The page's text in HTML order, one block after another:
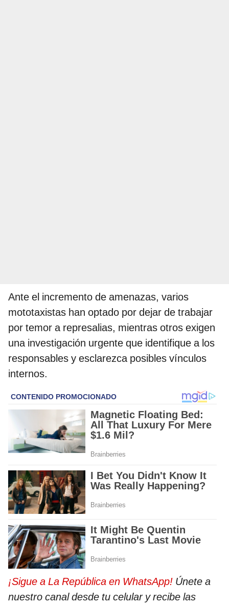
Ante el incremento de amenazas, varios
mototaxistas han optado por dejar de trabajar
por temor a represalias, mientras otros exigen
una investigación urgente que identifique a los
responsables y esclarezca posibles vínculos
internos.
¡Sigue a La República en WhatsApp! Únete a
nuestro canal desde tu celular y recibe las